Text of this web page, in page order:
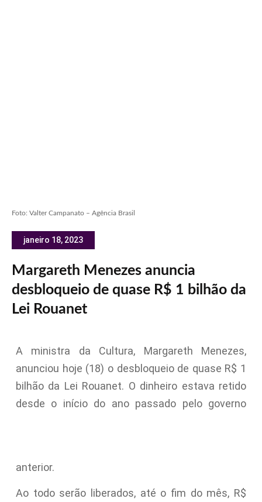
Foto: Valter Campanato – Agência Brasil
janeiro 18, 2023
Margareth Menezes anuncia
desbloqueio de quase R$ 1 bilhão da
Lei Rouanet
A ministra da Cultura, Margareth Menezes,
anunciou hoje (18) o desbloqueio de quase R$ 1
bilhão da Lei Rouanet. O dinheiro estava retido
desde o início do ano passado pelo governo
anterior.
Ao todo serão liberados, até o fim do mês, R$